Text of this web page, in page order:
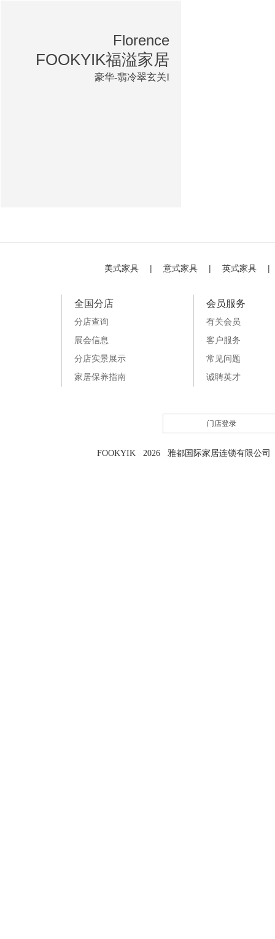
Florence
FOOKYIK福溢家居
豪华-翡冷翠玄关I
美式家具 | 意式家具 | 英式家具 |
全国分店
分店查询
展会信息
分店实景展示
家居保养指南
会员服务
有关会员
客户服务
常见问题
诚聘英才
门店登录
FOOKYIK 2026 雅都国际家居连锁有限公司